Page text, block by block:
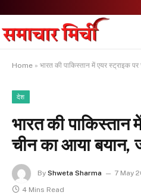
Home » भारत की पाकिस्तान में एयर स्ट्राइक
देश
भारत की पाकिस्तान
चीन का आया बयान,
By Shweta Sharma 7 May
4 Mins Read